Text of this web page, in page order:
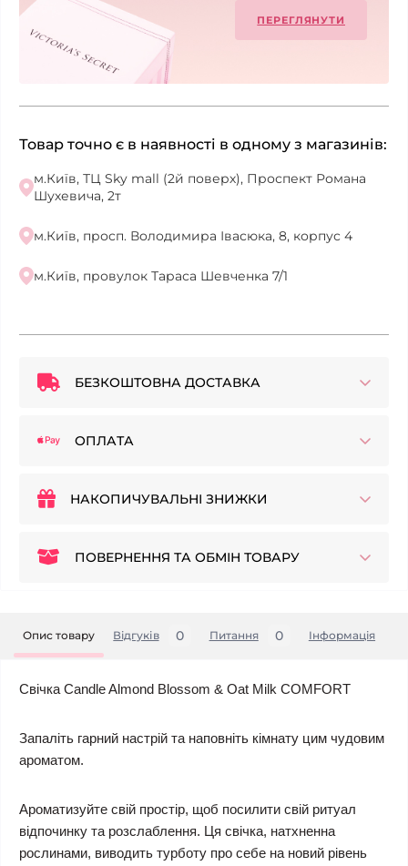
ПЕРЕГЛЯНУТИ
Товар точно є в наявності в одному з магазинів:
м.Київ, ТЦ Sky mall (2й поверх), Проспект Романа
Шухевича, 2т
м.Київ, просп. Володимира Івасюка, 8, корпус 4
м.Київ, провулок Тараса Шевченка 7/1
БЕЗКОШТОВНА ДОСТАВКА
ОПЛАТА
НАКОПИЧУВАЛЬНІ ЗНИЖКИ
ПОВЕРНЕННЯ ТА ОБМІН ТОВАРУ
Опис товару Відгуків 0 Питання 0 Iнформація
Свічка Candle Almond Blossom & Oat Milk COMFORT
Запаліть гарний настрій та наповніть кімнату цим чудовим
ароматом.
Ароматизуйте свій простір, щоб посилити свій ритуал
відпочинку та розслаблення. Ця свічка, натхненна
рослинами, виводить турботу про себе на новий рівень